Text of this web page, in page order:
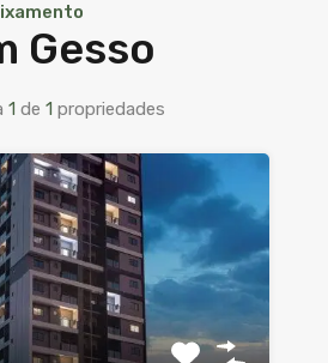
Gesso
1 de 1 propriedades